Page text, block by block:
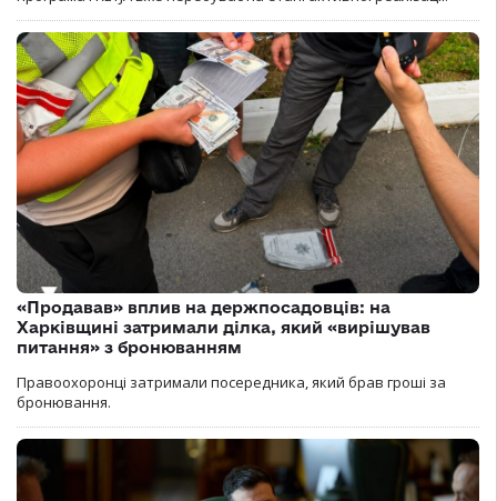
«Продавав» вплив на держпосадовців: на
Харківщині затримали ділка, який «вирішував
питання» з бронюванням
Правоохоронці затримали посередника, який брав гроші за
бронювання.